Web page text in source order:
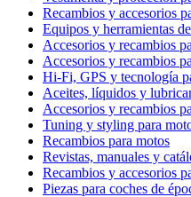
Recambios y accesorios
Equipos y herramientas
Accesorios y recambios
Accesorios y recambios
Hi-Fi, GPS y tecnología
Aceites, líquidos y
Accesorios y recambios
Tuning y styling para
Recambios para motos
Revistas, manuales y
Recambios y accesorios
Piezas para coches de